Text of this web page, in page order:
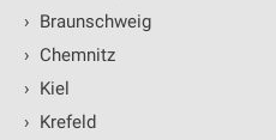
› Braunschweig
› Chemnitz
› Kiel
› Krefeld